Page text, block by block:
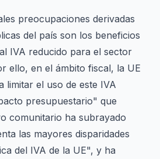
preocupaciones derivadas
del país son los beneficios
IVA reducido para el sector
ello, en el ámbito fiscal, la UE
limitar el uso de este IVA
presupuestario" que
comunitario ha subrayado
las mayores disparidades
del IVA de la UE", y ha